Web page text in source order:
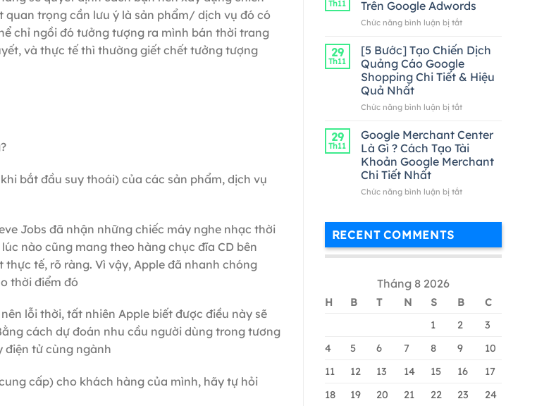
trọng cần lưu ý là sản phẩm/ dịch vụ đó có
chỉ ngồi đó tưởng tượng ra mình bán thời trang
và thực tế thì thường giết chết tưởng tượng
bắt đầu suy thoái) của các sản phẩm, dịch vụ
Jobs đã nhận những chiếc máy nghe nhạc thời
nào cũng mang theo hàng chục đĩa CD bên
tế, rõ ràng. Vì vậy, Apple đã nhanh chóng
thời điểm đó
lỗi thời, tất nhiên Apple biết được điều này sẽ
cách dự đoán nhu cầu người dùng trong tương
điện tử cùng ngành
cấp) cho khách hàng của mình, hãy tự hỏi
Google
Adwords
Quả
Nhất
Th11
Trên Google Adwords
Chức năng bình luận bị tắtở
Kiểm
Tra
Từ
Khóa
Google
29
Th11
[5 Bước] Tạo Chiến Dịch
Quảng Cáo Google
Shopping Chi Tiết & Hiệu
Quả Nhất
Chức năng bình luận bị tắtở
Bước]
Tạo
Chiến
Dịch
Cáo
&
29
Th11
Google Merchant Center
Là Gì ? Cách Tạo Tài
Khoản Google Merchant
Chi Tiết Nhất
Chức năng bình luận bị tắtở
Gì
Tài
Google
Chi
Nhất
RECENT COMMENTS
Tháng 8 2026
H B T N S B
C
1
2
3
4
5 6 7 8 9
10
11
12 13 14 15 16
17
18
19 20 21 22 23
24